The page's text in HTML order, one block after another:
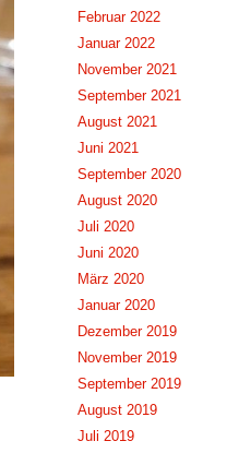
Februar 2022
Januar 2022
November 2021
September 2021
August 2021
Juni 2021
September 2020
August 2020
Juli 2020
Juni 2020
März 2020
Januar 2020
Dezember 2019
November 2019
September 2019
August 2019
Juli 2019